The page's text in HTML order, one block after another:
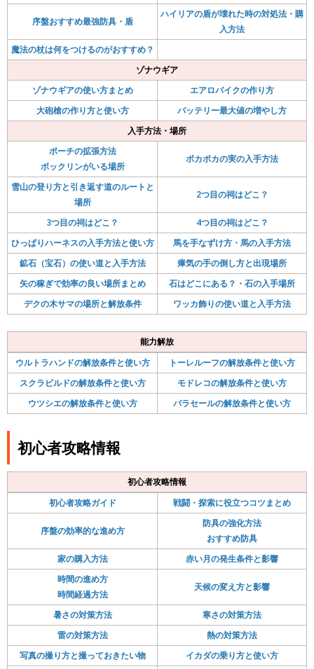
序盤おすすめ最強防具・盾
ハイリアの盾が壊れた時の対処法・購
入方法
魔法の杖は何をつけるのがおすすめ？
ゾナウギア
ゾナウギアの使い方まとめ
エアロバイクの作り方
大砲槍の作り方と使い方
バッテリー最大値の増やし方
入手方法・場所
ポーチの拡張方法
ボックリンがいる場所
ポカポカの実の入手方法
雪山の登り方と引き返す道のルートと
場所
2つ目の祠はどこ？
3つ目の祠はどこ？
4つ目の祠はどこ？
ひっぱりハーネスの入手方法と使い方
馬を手なずけ方・馬の入手方法
鉱石（宝石）の使い道と入手方法
瘴気の手の倒し方と出現場所
矢の稼ぎで効率の良い場所まとめ
石はどこにある？・石の入手場所
デクの木サマの場所と解放条件
ワッカ飾りの使い道と入手方法
能力解放
ウルトラハンドの解放条件と使い方
トーレルーフの解放条件と使い方
スクラビルドの解放条件と使い方
モドレコの解放条件と使い方
ウツシエの解放条件と使い方
パラセールの解放条件と使い方
初心者攻略情報
初心者攻略情報
初心者攻略ガイド
戦闘・探索に役立つコツまとめ
序盤の効率的な進め方
防具の強化方法
おすすめ防具
家の購入方法
赤い月の発生条件と影響
時間の進め方
時間経過方法
天候の変え方と影響
暑さの対策方法
寒さの対策方法
雷の対策方法
熱の対策方法
写真の撮り方と撮っておきたい物
イカダの乗り方と使い方